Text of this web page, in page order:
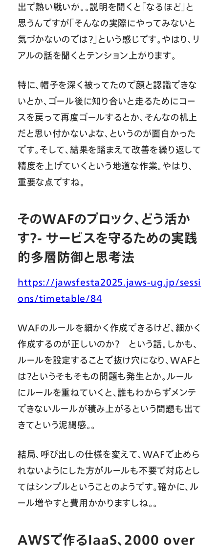
出で熱い戦いが。。説明を聞くと「なるほど」と
思うんですが「そんなの実際にやってみないと
気づかないのでは？」という感じです。やはり、リ
アルの話を聞くとテンション上がります。
特に、帽子を深く被ってたので顔と認識できな
いとか、ゴール後に知り合いと走るためにコー
スを戻って再度ゴールするとか、そんなの机上
だと思い付かないよな、というのが面白かった
です。そして、結果を踏まえて改善を繰り返して
精度を上げていくという地道な作業。やはり、
重要な点ですね。
そのWAFのブロック、どう活か
す？- サービスを守るための実践
的多層防御と思考法
https://jawsfesta2025.jaws-ug.jp/sessi
ons/timetable/84
WAFのルールを細かく作成できるけど、細かく
作成するのが正しいのか？ という話。しかも、
ルールを設定することで抜け穴になり、WAFと
は？というそもそもの問題も発生とか。ルール
にルールを重ねていくと、誰もわからずメンテ
できないルールが積み上がるという問題も出て
きてという泥縄感。。
結局、呼び出しの仕様を変えて、WAFで止めら
れないようにした方がルールも不要で対応とし
てはシンプルということのようです。確かに、ル
ール増やすと費用かかりますしね。。
AWSで作るIaaS、2000 over